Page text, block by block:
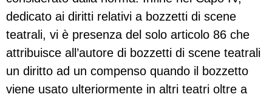
dedicato ai diritti relativi a bozzetti di scene
teatrali, vi è presenza del solo articolo 86 che
attribuisce all’autore di bozzetti di scene teatrali
un diritto ad un compenso quando il bozzetto
viene usato ulteriormente in altri teatri oltre a